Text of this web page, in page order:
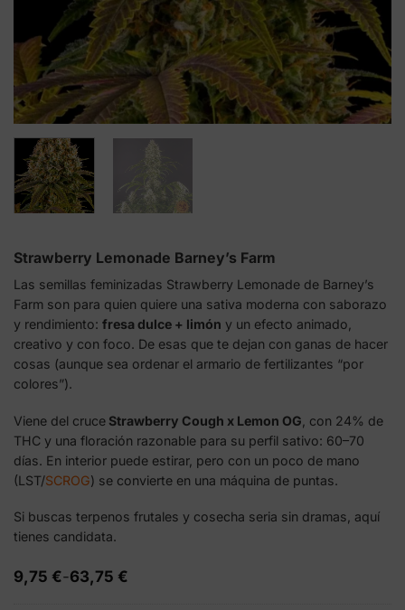
Strawberry Lemonade Barney’s Farm
Las semillas feminizadas Strawberry Lemonade de Barney’s
Farm son para quien quiere una sativa moderna con saborazo
y rendimiento: fresa dulce + limón y un efecto animado,
creativo y con foco. De esas que te dejan con ganas de hacer
cosas (aunque sea ordenar el armario de fertilizantes “por
colores”).
Viene del cruce Strawberry Cough x Lemon OG , con 24% de
THC y una floración razonable para su perfil sativo: 60–70
días. En interior puede estirar, pero con un poco de mano
(LST/SCROG) se convierte en una máquina de puntas.
Si buscas terpenos frutales y cosecha seria sin dramas, aquí
tienes candidata.
9,75 €-63,75 €
Rango
de